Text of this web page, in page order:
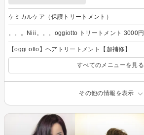
ケミカルケア（保護トリートメント）
。。。Niii。。。oggiotto トリートメント 3000円
【oggi otto】ヘアトリートメント【超補修】
すべてのメニューを見る
その他の情報を表示